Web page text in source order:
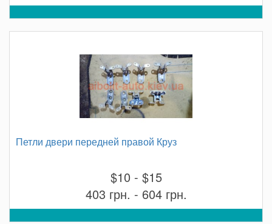
Петли двери передней правой Круз
$10 - $15
403 грн. - 604 грн.